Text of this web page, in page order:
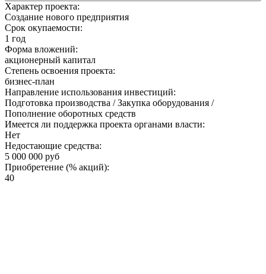
Характер проекта:
Создание нового предприятия
Срок окупаемости:
1 год
Форма вложений:
акционерный капитал
Степень освоения проекта:
бизнес-план
Направление использования инвестиций:
Подготовка производства / Закупка оборудования /
Пополнение оборотных средств
Имеется ли поддержка проекта органами власти:
Нет
Недостающие средства:
5 000 000 руб
Приобретение (% акций):
40